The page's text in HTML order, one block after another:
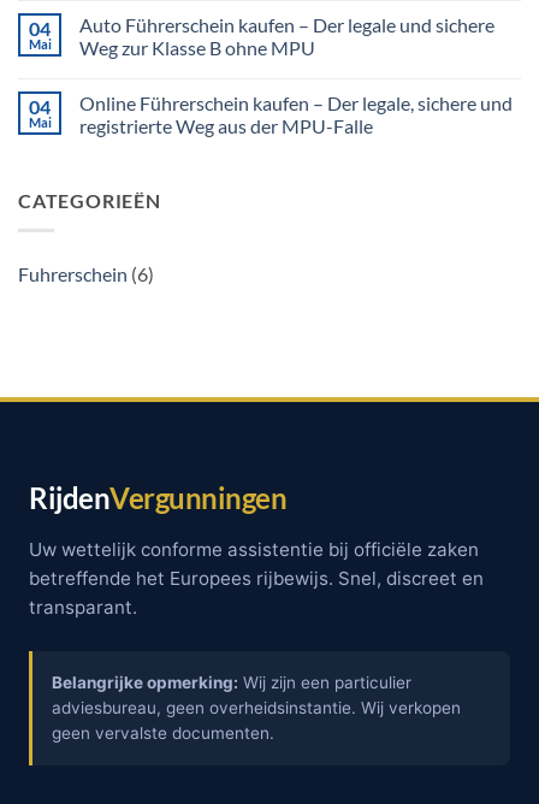
C/CE)
|
Legal
MPU
zu
Führerschein
kaufen
Deutschland
Ohne
04
Mai
Auto Führerschein kaufen – Der legale und sichere
Weg zur Klasse B ohne MPU
zu
Führerschein
legale
und
Klasse
04
Mai
Online Führerschein kaufen – Der legale, sichere und
registrierte Weg aus der MPU-Falle
Online
Führerschein
legale,
Falle
CATEGORIEËN
Fuhrerschein (6)
RijdenVergunningen
Uw wettelijk conforme assistentie bij officiële zaken
betreffende het Europees rijbewijs. Snel, discreet en
transparant.
Belangrijke opmerking: Wij zijn een particulier
adviesbureau, geen overheidsinstantie. Wij verkopen
geen vervalste documenten.